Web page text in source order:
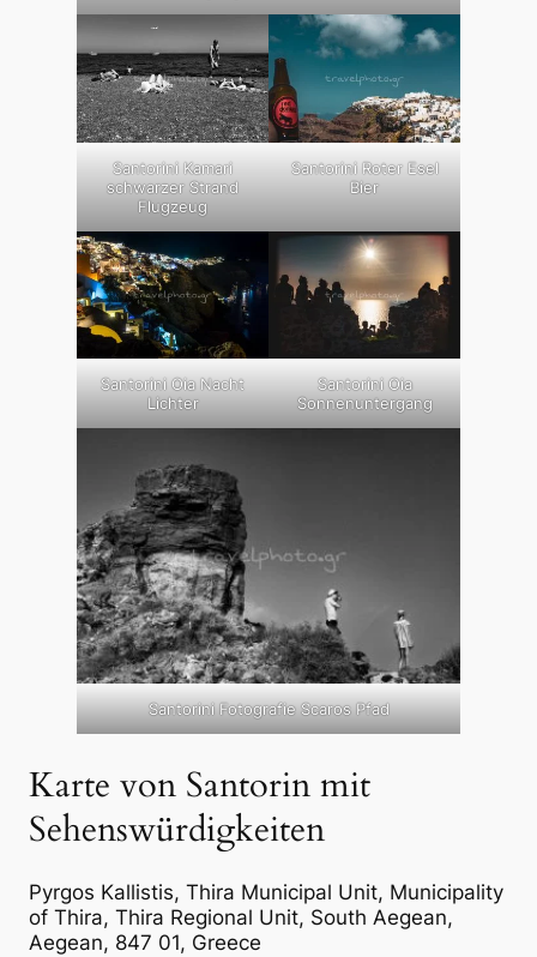
Santorini Kamari
schwarzer Strand
Flugzeug
Santorini Roter Esel
Bier
Santorini Oia Nacht
Lichter
Santorini Oia
Sonnenuntergang
Santorini Fotografie Scaros Pfad
Karte von Santorin mit
Sehenswürdigkeiten
Pyrgos Kallistis, Thira Municipal Unit, Municipality
of Thira, Thira Regional Unit, South Aegean,
Aegean, 847 01, Greece